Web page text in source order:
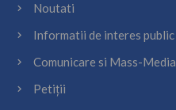
Noutati
Informatii de interes public
Comunicare si Mass-Media
Petiții